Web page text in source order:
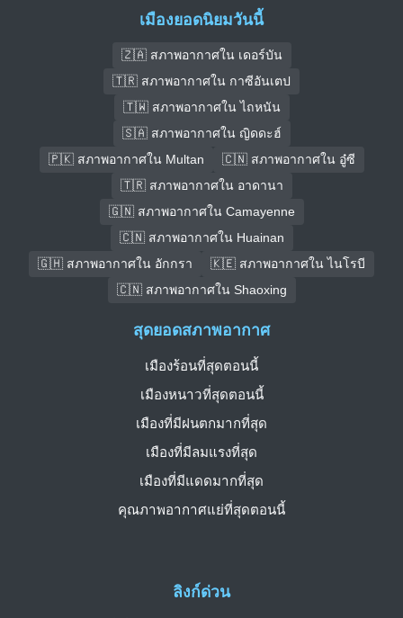
เมืองยอดนิยมวันนี้
🇿🇦 สภาพอากาศใน เดอร์บัน
🇹🇷 สภาพอากาศใน กาซีอันเตป
🇹🇼 สภาพอากาศใน ไถหนัน
🇸🇦 สภาพอากาศใน ญิดดะฮ์
🇵🇰 สภาพอากาศใน Multan
🇨🇳 สภาพอากาศใน อู๋ซี
🇹🇷 สภาพอากาศใน อาดานา
🇬🇳 สภาพอากาศใน Camayenne
🇨🇳 สภาพอากาศใน Huainan
🇬🇭 สภาพอากาศใน อักกรา
🇰🇪 สภาพอากาศใน ไนโรบี
🇨🇳 สภาพอากาศใน Shaoxing
ลิงก์ด่วน
สุดยอดสภาพอากาศ
เมืองร้อนที่สุดตอนนี้
เมืองหนาวที่สุดตอนนี้
เมืองที่มีฝนตกมากที่สุด
เมืองที่มีลมแรงที่สุด
เมืองที่มีแดดมากที่สุด
คุณภาพอากาศแย่ที่สุดตอนนี้